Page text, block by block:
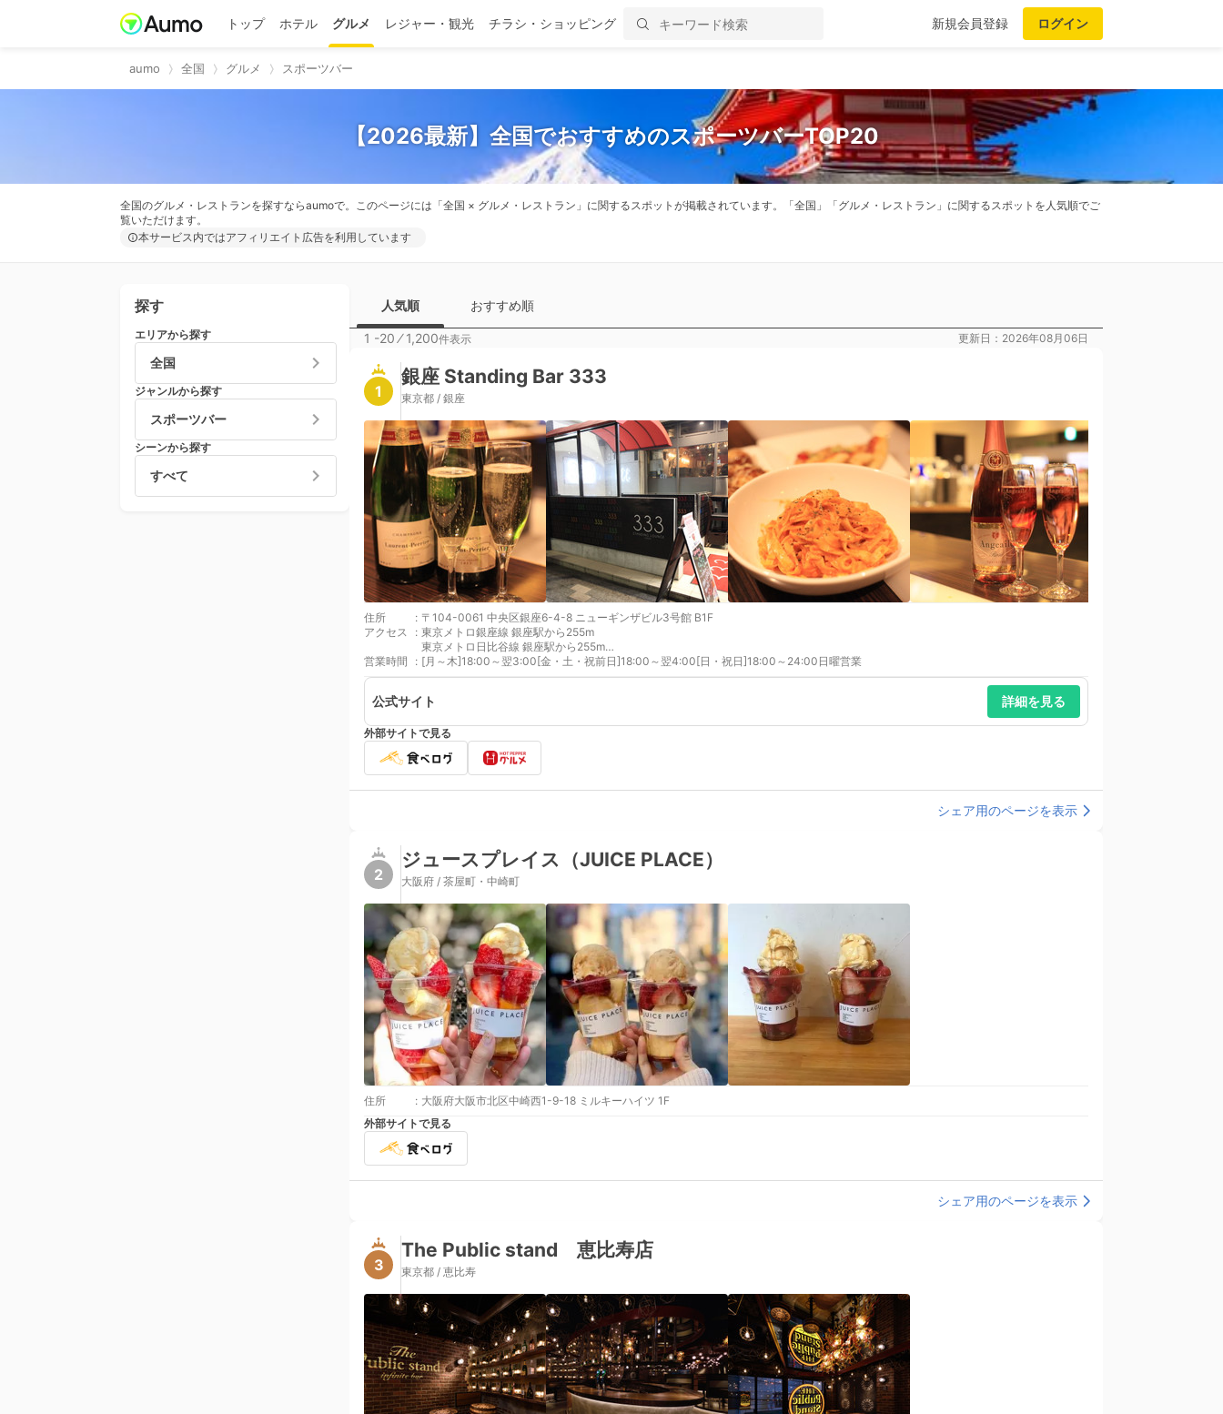
トップ ホテル グルメ レジャー・観光 チラシ・ショッピング 新規会員登録 ログイン
aumo 全国 グルメ スポーツバー
【2026最新】全国でおすすめのスポーツバーTOP20
全国のグルメ・レストランを探すならaumoで。このページには「全国 × グルメ・レストラン」に関するスポットが掲載されています。「全国」「グルメ・レストラン」に関するスポットを人気順でご
覧いただけます。
本サービス内ではアフィリエイト広告を利用しています
探す
エリアから探す
全国
ジャンルから探す
スポーツバー
シーンから探す
すべて
人気順 おすすめ順
1 -20 ⁄1,200件表示 更新日：2026年08月06日
1
銀座 Standing Bar 333
東京都 / 銀座
住所 : 〒104-0061 中央区銀座6-4-8 ニューギンザビル3号館 B1F
アクセス
: 東京メトロ銀座線 銀座駅から255m
東京メトロ日比谷線 銀座駅から255m
東京メトロ丸ノ内線 銀座駅から255m
営業時間 : [月～木]18:00～翌3:00[金・土・祝前日]18:00～翌4:00[日・祝日]18:00～24:00日曜営業
公式サイト 詳細を見る
外部サイトで見る
シェア用のページを表示
2
ジュースプレイス（JUICE PLACE）
大阪府 / 茶屋町・中崎町
住所 : 大阪府大阪市北区中崎西1-9-18 ミルキーハイツ 1F
外部サイトで見る
シェア用のページを表示
3
The Public stand 恵比寿店
東京都 / 恵比寿